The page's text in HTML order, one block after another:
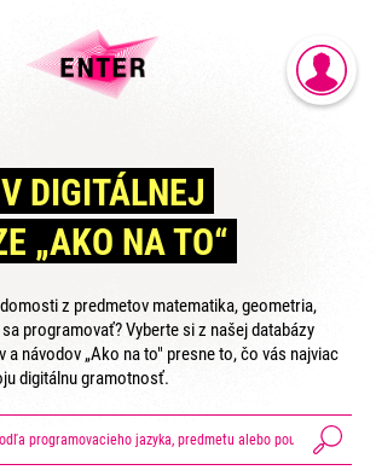
3D CUP
REGISTRÁCIA
DIGITÁLNEJ
„AKO NA TO“
z predmetov matematika, geometria,
programovať? Vyberte si z našej databázy
a návodov „Ako na to" presne to, čo vás najviac
digitálnu gramotnosť.